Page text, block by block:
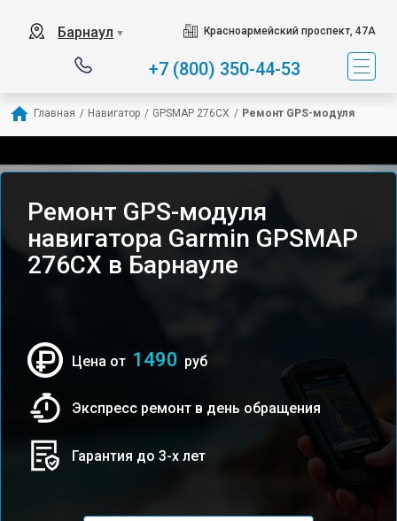
Барнаул ▼ Красноармейский проспект, 47А
+7 (800) 350-44-53
Главная / Навигатор / GPSMAP 276CX / Ремонт GPS-модуля
Ремонт GPS-модуля
навигатора Garmin GPSMAP
276CX в Барнауле
Цена от 1490 руб
Экспресс ремонт в день обращения
Гарантия до 3-х лет